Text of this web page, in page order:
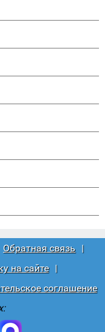
Обратная связь |
на сайте
|
соглашение